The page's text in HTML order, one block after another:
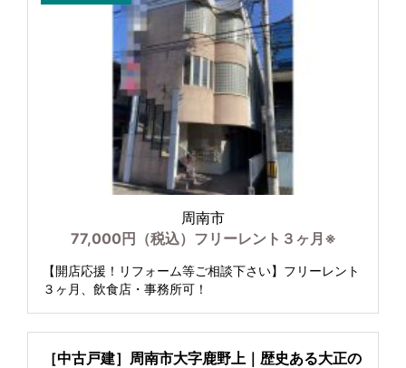
周南市
77,000円（税込）フリーレント３ヶ月※
【開店応援！リフォーム等ご相談下さい】フリーレント
３ヶ月、飲食店・事務所可！
［中古戸建］周南市大字鹿野上｜歴史ある大正の